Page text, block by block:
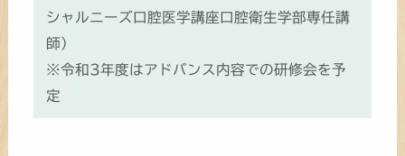
シャルニーズ口腔医学講座口腔衛生学部専任講
師）
※令和3年度はアドバンス内容での研修会を予
定